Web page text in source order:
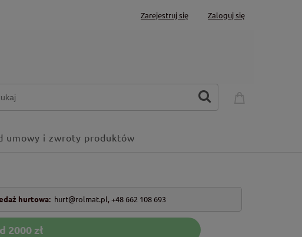
Zarejestruj się Zaloguj się
umowy i zwroty produktów
hurtowa: hurt@rolmat.pl,+48 662 108 693
2000 zł